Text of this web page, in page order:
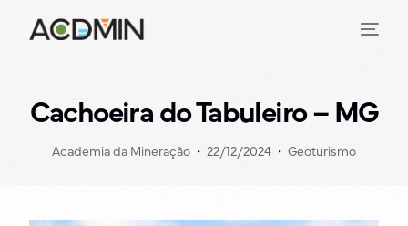
Cachoeira do Tabuleiro – MG
Academia da Mineração 22/12/2024 Geoturismo